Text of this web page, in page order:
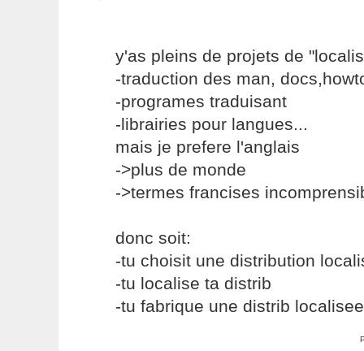
y'as pleins de projets de
-traduction des man,
-programes traduisant
-librairies pour langues...
mais je prefere l'anglais
->plus de monde
->termes francises
donc soit:
-tu choisit une distribution
-tu localise ta distrib
-tu fabrique une distrib